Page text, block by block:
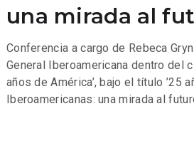
una mirada al
Conferencia a cargo de Rebeca
General Iberoamericana dentro del
años de América’, bajo el título ’25
Iberoamericanas: una mirada al